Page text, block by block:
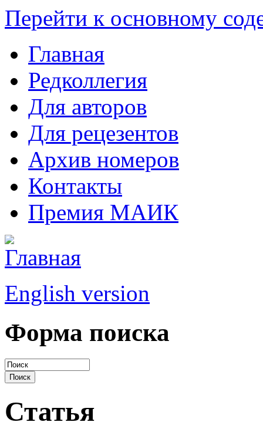
Перейти к основному
Главная
Редколлегия
Для авторов
Для рецезентов
Архив номеров
Контакты
Премия МАИК
English version
Форма поиска
Статья